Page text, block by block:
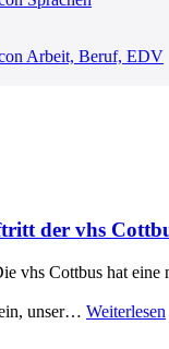
der vhs
vhs Cottbus hat eine
unser… Weiterlesen